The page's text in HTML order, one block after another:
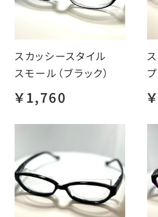
スカッシースタイル
スモール（ブラック）
￥1,760